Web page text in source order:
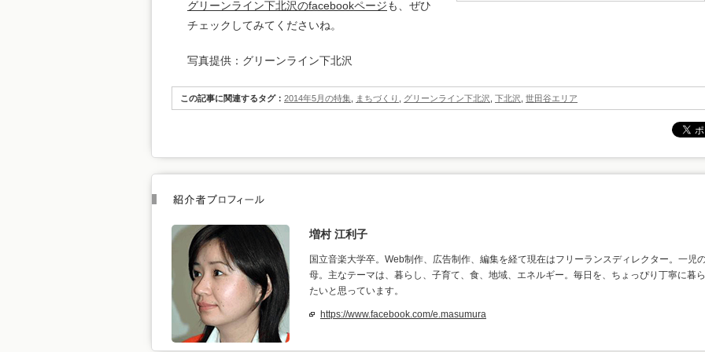
グリーンライン下北沢のfacebookページも、ぜひ
チェックしてみてくださいね。
写真提供：グリーンライン下北沢
この記事に関連するタグ： 2014年5月の特集 まちづくり グリーンライン下北沢 下北沢 世田谷エリア
増村 江利子
国立音楽大学卒。Web制作、広告制作、編集を経て現在はフリーランスディレクター。一児
母。主なテーマは、暮らし、子育て、食、地域、エネルギー。毎日を、ちょっぴり丁寧に暮
たいと思っています。
https://www.facebook.com/e.masumura